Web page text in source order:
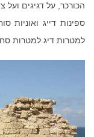
הכורכר על דגיגים ועל
ספינות דייג ואוניות
למטרות דיג למטרות